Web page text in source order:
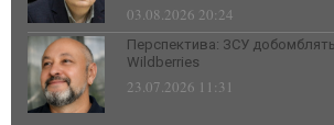
03.08.2026 20:24
Перспектива: ЗСУ добомблять
Wildberries
23.07.2026 11:31